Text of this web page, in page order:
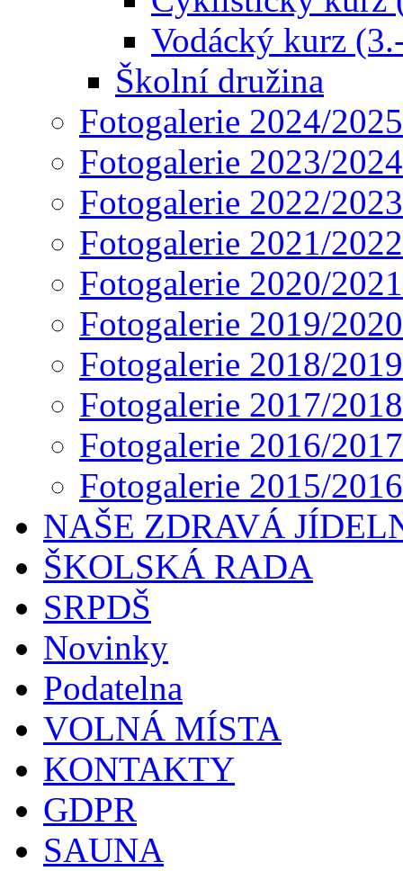
Vodácký kurz
Školní družina
Fotogalerie 2024/2025
Fotogalerie 2023/2024
Fotogalerie 2022/2023
Fotogalerie 2021/2022
Fotogalerie 2020/2021
Fotogalerie 2019/2020
Fotogalerie 2018/2019
Fotogalerie 2017/2018
Fotogalerie 2016/2017
Fotogalerie 2015/2016
NAŠE ZDRAVÁ
ŠKOLSKÁ RADA
SRPDŠ
Novinky
Podatelna
VOLNÁ MÍSTA
KONTAKTY
GDPR
SAUNA